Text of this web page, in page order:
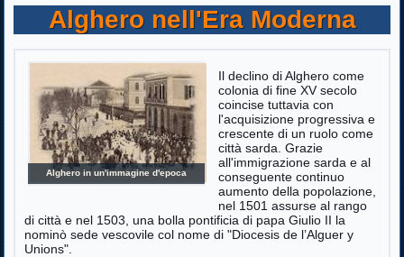
Alghero nell'Era Moderna
Alghero in un'immagine d'epoca
Il declino di Alghero come
colonia di fine XV secolo
coincise tuttavia con
l'acquisizione progressiva e
crescente di un ruolo come
città sarda. Grazie
all'immigrazione sarda e al
conseguente continuo
aumento della popolazione,
nel 1501 assurse al rango
di città e nel 1503, una bolla pontificia di papa Giulio II la
nominò sede vescovile col nome di "Diocesis de l’Alguer y
Unions".